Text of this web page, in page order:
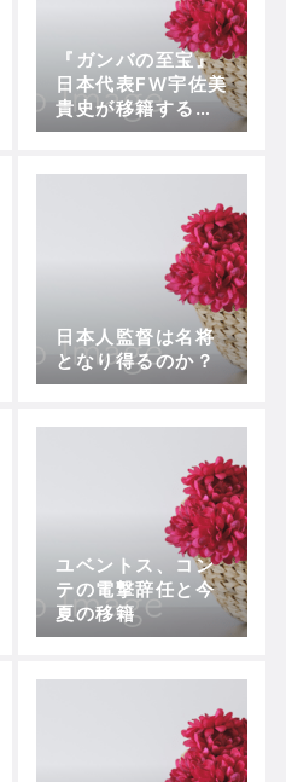
『ガンバの至宝』
日本代表FW宇佐美
貴史が移籍するド
イツの新興クラブ
を考察
日本人監督は名将
となり得るのか？
ユベントス、コン
テの電撃辞任と今
夏の移籍